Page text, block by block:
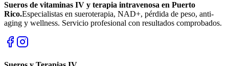
Sueros de vitaminas IV y terapia intravenosa en Puerto
Rico.Especialistas en sueroterapia, NAD+, pérdida de peso, anti-
aging y wellness. Servicio profesional con resultados comprobados.